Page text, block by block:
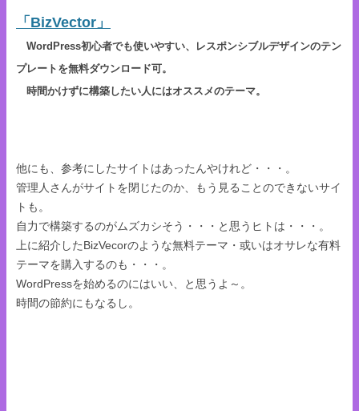
「BizVector」
WordPress初心者でも使いやすい、レスポンシブルデザインのテン
プレートを無料ダウンロード可。
時間かけずに構築したい人にはオススメのテーマ。
他にも、参考にしたサイトはあったんやけれど・・・。
管理人さんがサイトを閉じたのか、もう見ることのできないサイ
トも。
自力で構築するのがムズカシそう・・・と思うヒトは・・・。
上に紹介したBizVecorのような無料テーマ・或いはオサレな有料
テーマを購入するのも・・・。
WordPressを始めるのにはいい、と思うよ～。
時間の節約にもなるし。